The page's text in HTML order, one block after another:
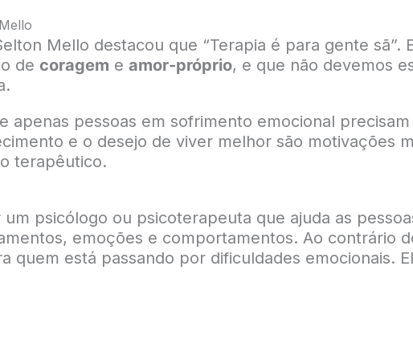
Mello destacou que “Terapia é para gente sã”.
de coragem e amor-próprio, e que não devemos
apenas pessoas em sofrimento emocional
e o desejo de viver melhor são motivações
terapêutico.
psicólogo ou psicoterapeuta que ajuda as
emoções e comportamentos. Ao contrário
quem está passando por dificuldades emocionais.